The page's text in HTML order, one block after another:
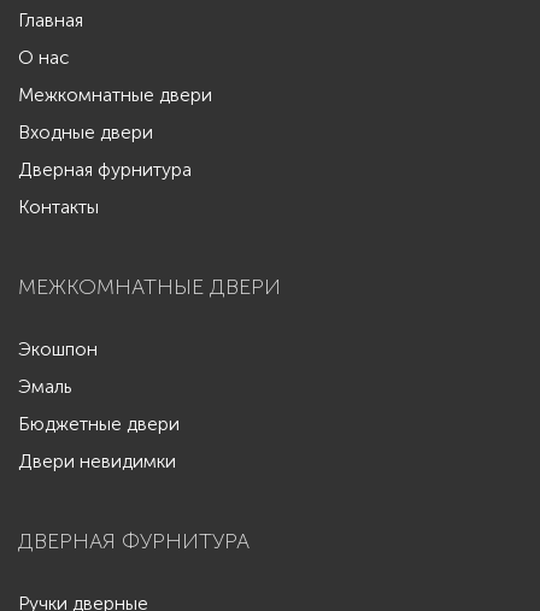
Главная
О нас
Межкомнатные двери
Входные двери
Дверная фурнитура
Контакты
МЕЖКОМНАТНЫЕ ДВЕРИ
Экошпон
Эмаль
Бюджетные двери
Двери невидимки
ДВЕРНАЯ ФУРНИТУРА
Ручки дверные